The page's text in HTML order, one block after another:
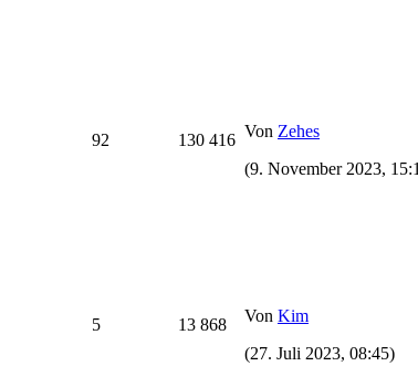
92 130 416 Von Zehes
(9. November 2023,
5 13 868 Von Kim
(27. Juli 2023, 08:45)